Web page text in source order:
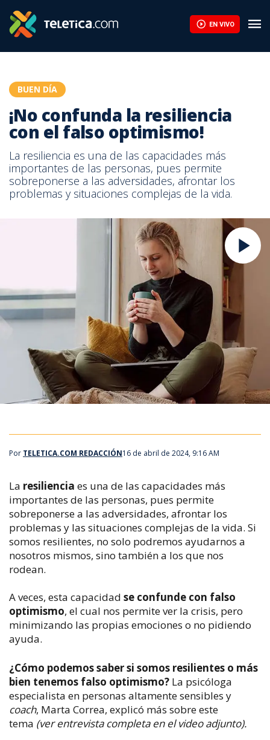
EN VIVO
BUEN DÍA
¡No confunda la resiliencia
con el falso optimismo!
La resiliencia es una de las capacidades más
importantes de las personas, pues permite
sobreponerse a las adversidades, afrontar los
problemas y situaciones complejas de la vida.
Por TELETICA.COM REDACCIÓN16 de abril de 2024, 9:16 AM
La resiliencia es una de las capacidades más
importantes de las personas, pues permite
sobreponerse a las adversidades, afrontar los
problemas y las situaciones complejas de la vida. Si
somos resilientes, no solo podremos ayudarnos a
nosotros mismos, sino también a los que nos
rodean.
A veces, esta capacidad se confunde con falso
optimismo, el cual nos permite ver la crisis, pero
minimizando las propias emociones o no pidiendo
ayuda.
¿Cómo podemos saber si somos resilientes o más
bien tenemos falso optimismo? La psicóloga
especialista en personas altamente sensibles y
coach, Marta Correa, explicó más sobre este
tema (ver entrevista completa en el video adjunto).